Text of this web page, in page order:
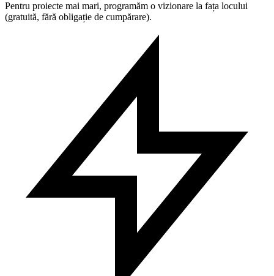
Pentru proiecte mai mari, programăm o vizionare la fața locului
(gratuită, fără obligație de cumpărare).